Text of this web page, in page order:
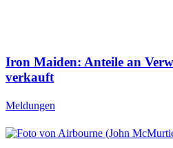
Iron Maiden: Anteile an
verkauft
Meldungen